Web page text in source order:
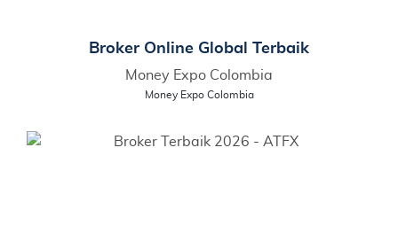
Broker Online Global Terbaik
Money Expo Colombia
Money Expo Colombia